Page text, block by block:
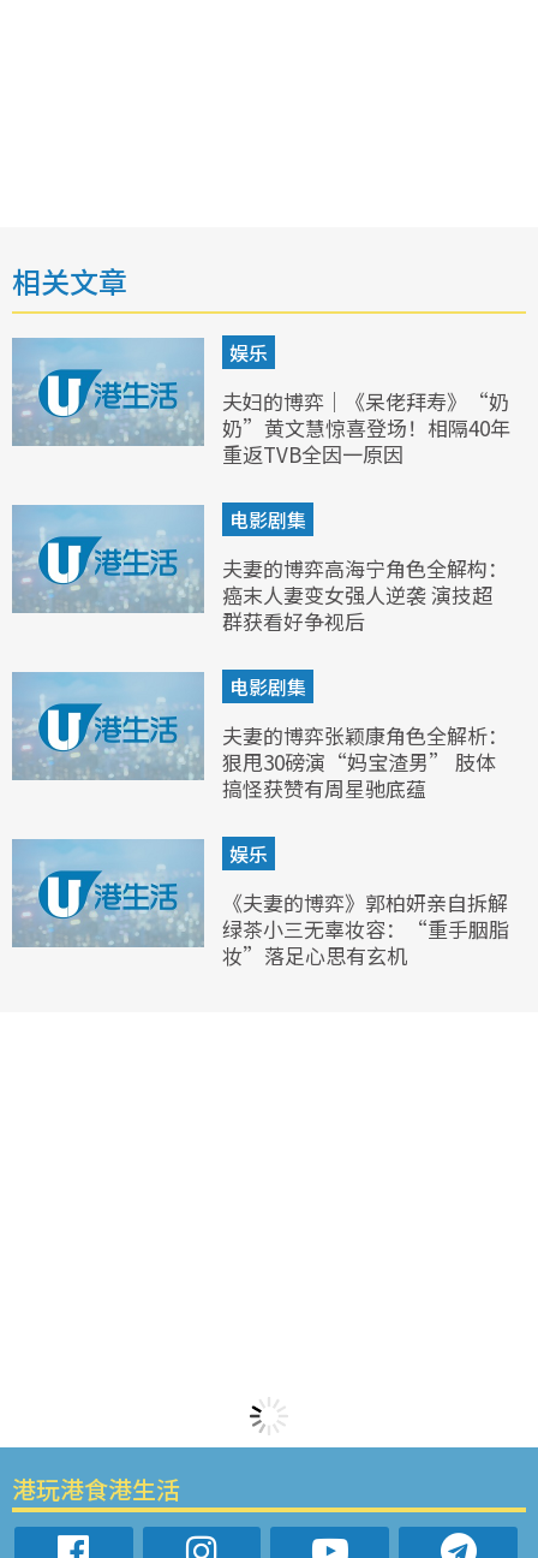
相关文章
娱乐
夫妇的博弈｜《呆佬拜寿》“奶
奶”黄文慧惊喜登场！相隔40年
重返TVB全因一原因
电影剧集
夫妻的博弈高海宁角色全解构：
癌末人妻变女强人逆袭 演技超
群获看好争视后
电影剧集
夫妻的博弈张颖康角色全解析：
狠甩30磅演“妈宝渣男” 肢体
搞怪获赞有周星驰底蕴
娱乐
《夫妻的博弈》郭柏妍亲自拆解
绿茶小三无辜妆容：“重手胭脂
妆”落足心思有玄机
港玩港食港生活